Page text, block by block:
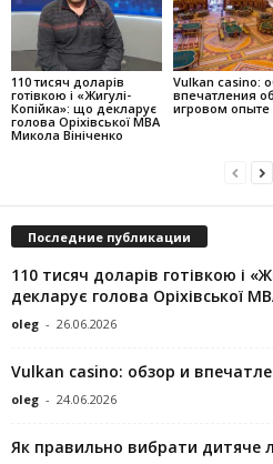
110 тисяч доларів
готівкою і «Жигулі-
Копійка»: що декларує
голова Оріхівської МВА
Микола Вініченко
Vulkan casino:
впечатления об
игровом опыте
Последние публикации
110 тисяч доларів готівкою і
декларує голова Оріхівської
oleg - 26.06.2026
Vulkan casino: обзор и
oleg - 24.06.2026
Як правильно вибрати дитяче